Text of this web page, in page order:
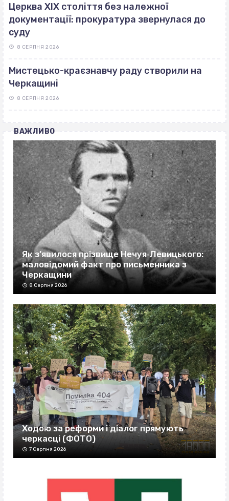
Церква ХІХ століття без належної
документації: прокуратура звернулася до
суду
8 СЕРПНЯ 2026
Мистецько-краєзнавчу раду створили на
Черкащині
8 СЕРПНЯ 2026
ВАЖЛИВО
Як з’явилося прізвище Нечуя‐Левицького:
маловідомий факт про письменника з
Черкащини
8 Серпня 2026
Ходою за реформи і діалог прямують
черкасці (ФОТО)
7 Серпня 2026